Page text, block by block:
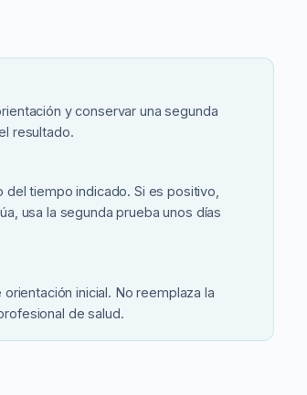
y conservar una segunda
resultado.
tiempo indicado. Si es positivo,
usa la segunda prueba unos días
inicial. No reemplaza la
de salud.